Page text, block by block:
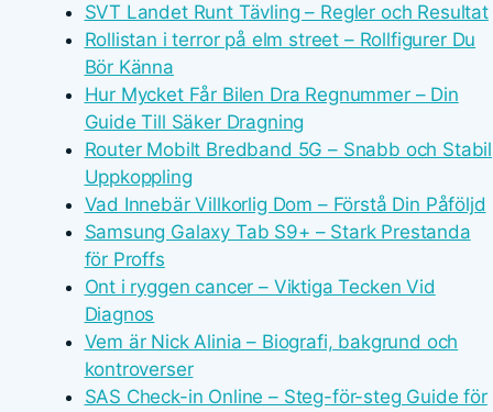
SVT Landet Runt Tävling – Regler och Resultat
Rollistan i terror på elm street – Rollfigurer Du
Bör Känna
Hur Mycket Får Bilen Dra Regnummer – Din
Guide Till Säker Dragning
Router Mobilt Bredband 5G – Snabb och Stabil
Uppkoppling
Vad Innebär Villkorlig Dom – Förstå Din Påföljd
Samsung Galaxy Tab S9+ – Stark Prestanda
för Proffs
Ont i ryggen cancer – Viktiga Tecken Vid
Diagnos
Vem är Nick Alinia – Biografi, bakgrund och
kontroverser
SAS Check-in Online – Steg-för-steg Guide för